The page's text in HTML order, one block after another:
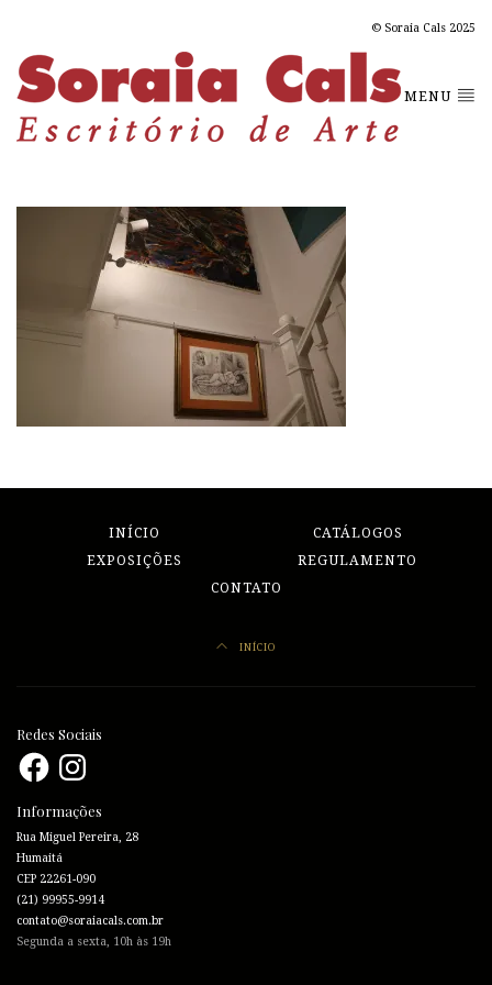
© Soraia Cals 2025
MENU
INÍCIO
CATÁLOGOS
EXPOSIÇÕES
REGULAMENTO
CONTATO
INÍCIO
Redes Sociais
FacebookInstagram
Informações
Rua Miguel Pereira, 28
Humaitá
CEP 22261-090
(21) 99955-9914
contato@soraiacals.com.br
Segunda a sexta, 10h às 19h